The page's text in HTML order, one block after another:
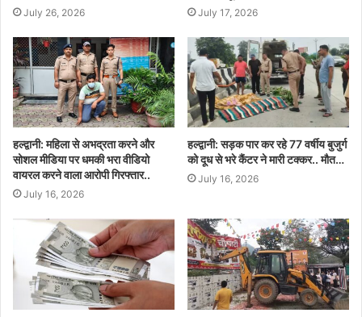
July 26, 2026 July 17, 2026
हल्द्वानी: महिला से अभद्रता करने और
सोशल मीडिया पर धमकी भरा वीडियो
वायरल करने वाला आरोपी गिरफ्तार..
July 16, 2026
हल्द्वानी: सड़क पार कर रहे 77 वर्षीय बुजुर्ग
को दूध से भरे कैंटर ने मारी टक्कर.. मौत…
July 16, 2026